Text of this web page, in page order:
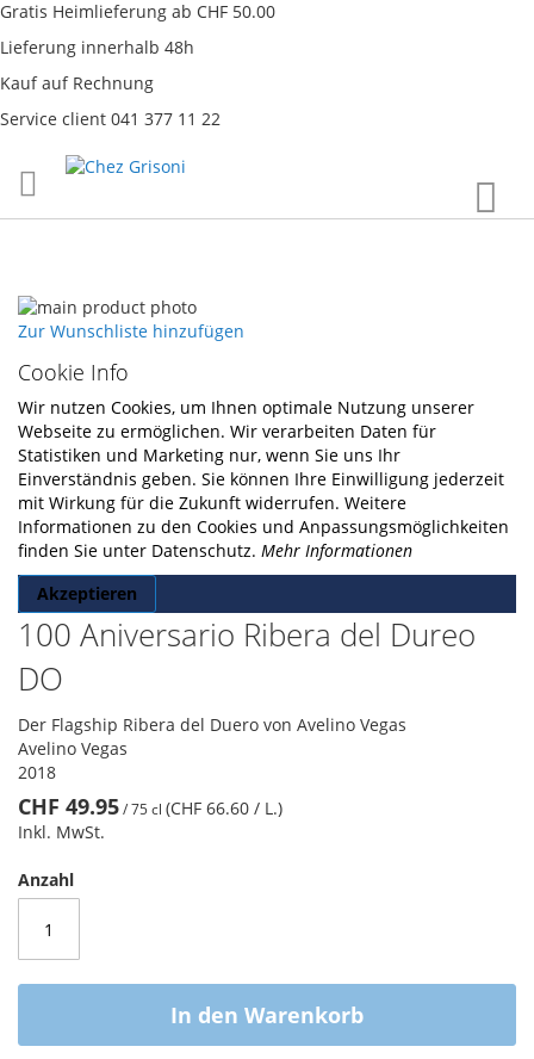
Gratis Heimlieferung ab CHF 50.00
Lieferung innerhalb 48h
Kauf auf Rechnung
Service client 041 377 11 22
Inhalt
Cookie Info
Wir nutzen Cookies, um Ihnen optimale Nutzung unserer
Webseite zu ermöglichen. Wir verarbeiten Daten für
Statistiken und Marketing nur, wenn Sie uns Ihr
Einverständnis geben. Sie können Ihre Einwilligung jederzeit
mit Wirkung für die Zukunft widerrufen. Weitere
Informationen zu den Cookies und Anpassungsmöglichkeiten
finden Sie unter Datenschutz. Mehr Informationen
Akzeptieren
100 Aniversario Ribera del Dureo
DO
Der Flagship Ribera del Duero von Avelino Vegas
Avelino Vegas
2018
CHF 49.95/75 cl (CHF 66.60 / L.)
Inkl. MwSt.
Anzahl
In den Warenkorb
Skip
to
end
of
the
images
gallery
Skip
the
beginning
of
the
images
gallery
Zur Wunschliste hinzufügen